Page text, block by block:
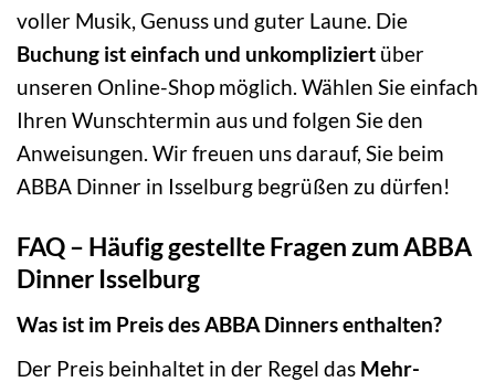
voller Musik, Genuss und guter Laune. Die
Buchung ist einfach und unkompliziert über
unseren Online-Shop möglich. Wählen Sie einfach
Ihren Wunschtermin aus und folgen Sie den
Anweisungen. Wir freuen uns darauf, Sie beim
ABBA Dinner in Isselburg begrüßen zu dürfen!
FAQ – Häufig gestellte Fragen zum ABBA
Dinner Isselburg
Was ist im Preis des ABBA Dinners enthalten?
Der Preis beinhaltet in der Regel das Mehr-